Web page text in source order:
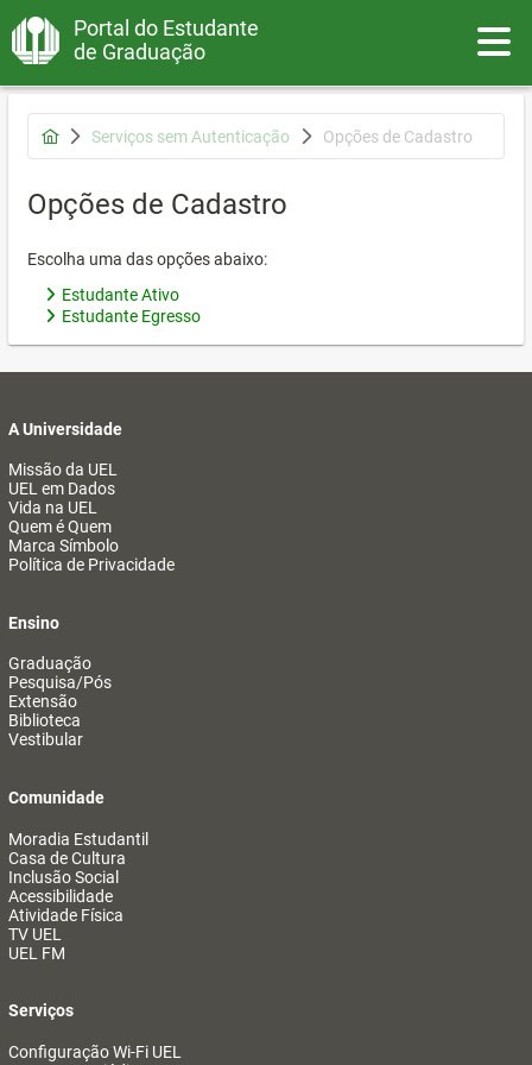
Portal do Estudante
de Graduação
Serviços sem Autenticação Opções de Cadastro
Opções de Cadastro
Escolha uma das opções abaixo:
Estudante Ativo
Estudante Egresso
A Universidade
Missão da UEL
UEL em Dados
Vida na UEL
Quem é Quem
Marca Símbolo
Política de Privacidade
Ensino
Graduação
Pesquisa/Pós
Extensão
Biblioteca
Vestibular
Comunidade
Moradia Estudantil
Casa de Cultura
Inclusão Social
Acessibilidade
Atividade Física
TV UEL
UEL FM
Serviços
Configuração Wi-Fi UEL